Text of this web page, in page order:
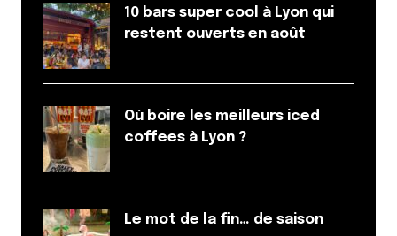
10 bars super cool à Lyon qui
restent ouverts en août
Où boire les meilleurs iced
coffees à Lyon ?
Le mot de la fin… de saison